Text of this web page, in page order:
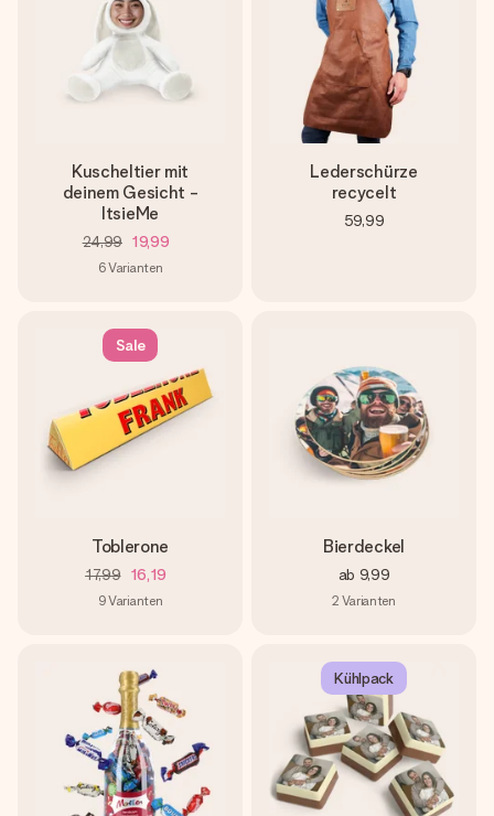
Kuscheltier mit
deinem Gesicht -
ItsieMe
24,99 19,99
6Varianten
Lederschürze
recycelt
59,99
Sale
Toblerone
17,99 16,19
9Varianten
Bierdeckel
ab 9,99
2 Varianten
Kühlpack